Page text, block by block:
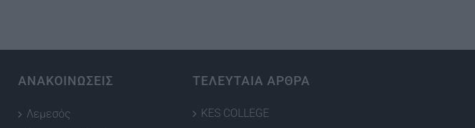
ΑΝΑΚΟΙΝΩΣΕΙΣ
Λεμεσός
ΤΕΛΕΥΤΑΙΑ ΑΡΘΡΑ
KES COLLEGE